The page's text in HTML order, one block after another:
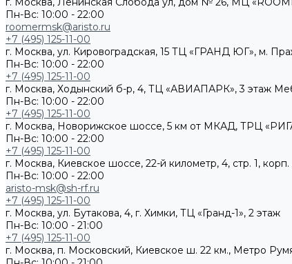
Пн-Вс: 10:00 - 22:00
roomermsk@aristo.ru
+7 (495) 125-11-00
г. Москва, ул. Кировоградская, 15 ТЦ «ГРАНД ЮГ», м.
Пн-Вс: 10:00 - 22:00
+7 (495) 125-11-00
г. Москва, Ходынский б-р, 4, ТЦ «АВИАПАРК», 3 этаж
Пн-Вс: 10:00 - 22:00
+7 (495) 125-11-00
г. Москва, Новорижское шоссе, 5 км от МКАД, ТРЦ
Пн-Вс: 10:00 - 22:00
+7 (495) 125-11-00
г. Москва, Киевское шоссе, 22-й километр, 4, стр. 1,
Пн-Вс: 10:00 - 22:00
aristo-msk@sh-rf.ru
+7 (495) 125-11-00
г. Москва, ул. Бутакова, 4, г. Химки, ТЦ «Гранд-1», 2 этаж
Пн-Вс: 10:00 - 21:00
+7 (495) 125-11-00
г. Москва, п. Московский, Киевское ш. 22 км., Метро